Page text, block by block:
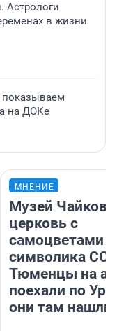
Астрологи
в жизни
показываем
на ДОКе
МНЕНИЕ
Музей
церковь с
самоцветами
символика
Тюменцы на
поехали по
они там нашли